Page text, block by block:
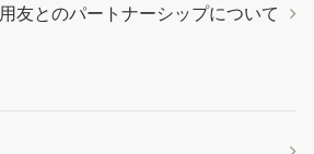
友とのパートナーシップについて